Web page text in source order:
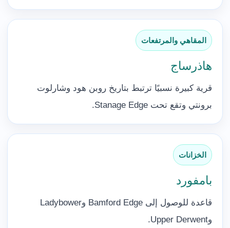
المقاهي والمرتفعات
هاذرساج
قرية كبيرة نسبيًا ترتبط بتاريخ روبن هود وشارلوت
برونتي وتقع تحت Stanage Edge.
الخزانات
بامفورد
قاعدة للوصول إلى Bamford Edge وLadybower
وUpper Derwent.